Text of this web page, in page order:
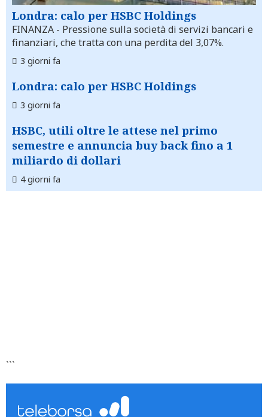
Londra: calo per HSBC Holdings
FINANZA - Pressione sulla società di servizi bancari e
finanziari, che tratta con una perdita del 3,07%.
3 giorni fa
Londra: calo per HSBC Holdings
3 giorni fa
HSBC, utili oltre le attese nel primo
semestre e annuncia buy back fino a 1
miliardo di dollari
4 giorni fa
```